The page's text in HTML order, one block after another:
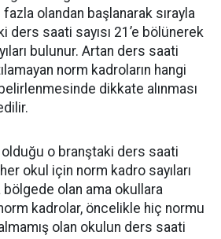
olandan başlanarak sırayla
ders saati sayısı 21’e bölünerek
bulunur. Artan ders saati
norm kadroların hangi
dikkate alınması
o branştaki ders saati
okul için norm kadro sayıları
olan ama okullara
kadrolar, öncelikle hiç normu
olan okulun ders saati